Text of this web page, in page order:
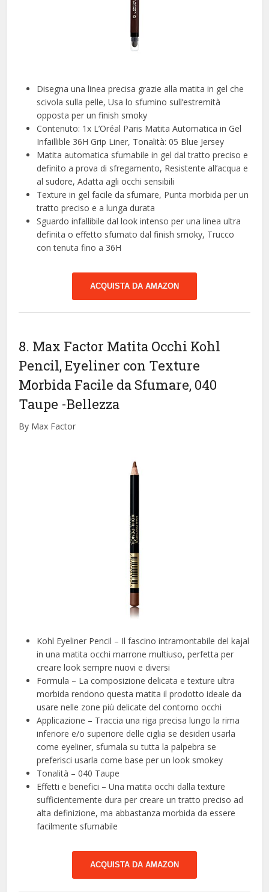
Disegna una linea precisa grazie alla matita in gel che
scivola sulla pelle, Usa lo sfumino sull’estremità
opposta per un finish smoky
Contenuto: 1x L’Oréal Paris Matita Automatica in Gel
Infaillible 36H Grip Liner, Tonalità: 05 Blue Jersey
Matita automatica sfumabile in gel dal tratto preciso e
definito a prova di sfregamento, Resistente all’acqua e
al sudore, Adatta agli occhi sensibili
Texture in gel facile da sfumare, Punta morbida per un
tratto preciso e a lunga durata
Sguardo infallibile dal look intenso per una linea ultra
definita o effetto sfumato dal finish smoky, Trucco
con tenuta fino a 36H
ACQUISTA DA AMAZON
8. Max Factor Matita Occhi Kohl
Pencil, Eyeliner con Texture
Morbida Facile da Sfumare, 040
Taupe -Bellezza
By Max Factor
Kohl Eyeliner Pencil – Il fascino intramontabile del kajal
in una matita occhi marrone multiuso, perfetta per
creare look sempre nuovi e diversi
Formula – La composizione delicata e texture ultra
morbida rendono questa matita il prodotto ideale da
usare nelle zone più delicate del contorno occhi
Applicazione – Traccia una riga precisa lungo la rima
inferiore e/o superiore delle ciglia se desideri usarla
come eyeliner, sfumala su tutta la palpebra se
preferisci usarla come base per un look smokey
Tonalità – 040 Taupe
Effetti e benefici – Una matita occhi dalla texture
sufficientemente dura per creare un tratto preciso ad
alta definizione, ma abbastanza morbida da essere
facilmente sfumabile
ACQUISTA DA AMAZON